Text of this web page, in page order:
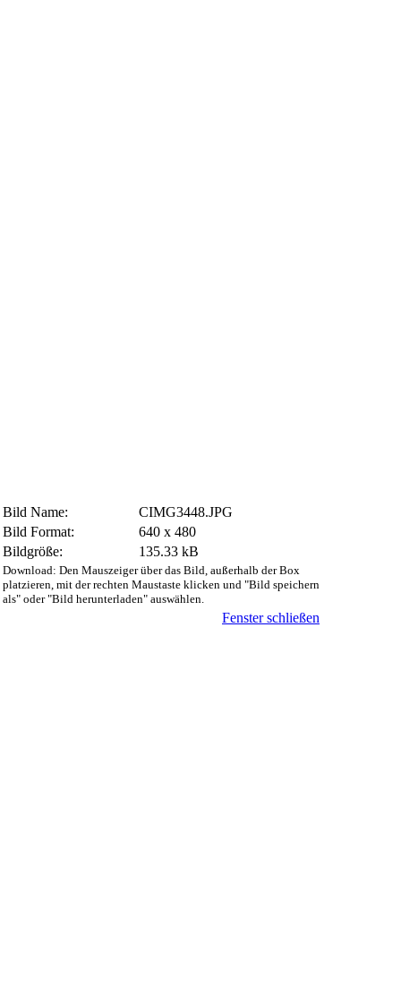
Bild Name:
CIMG3448.JPG
Bild Format:
640 x 480
Bildgröße:
135.33 kB
Download: Den Mauszeiger über das Bild, außerhalb der Box
platzieren, mit der rechten Maustaste klicken und "Bild speichern
als" oder "Bild herunterladen" auswählen.
Fenster schließen